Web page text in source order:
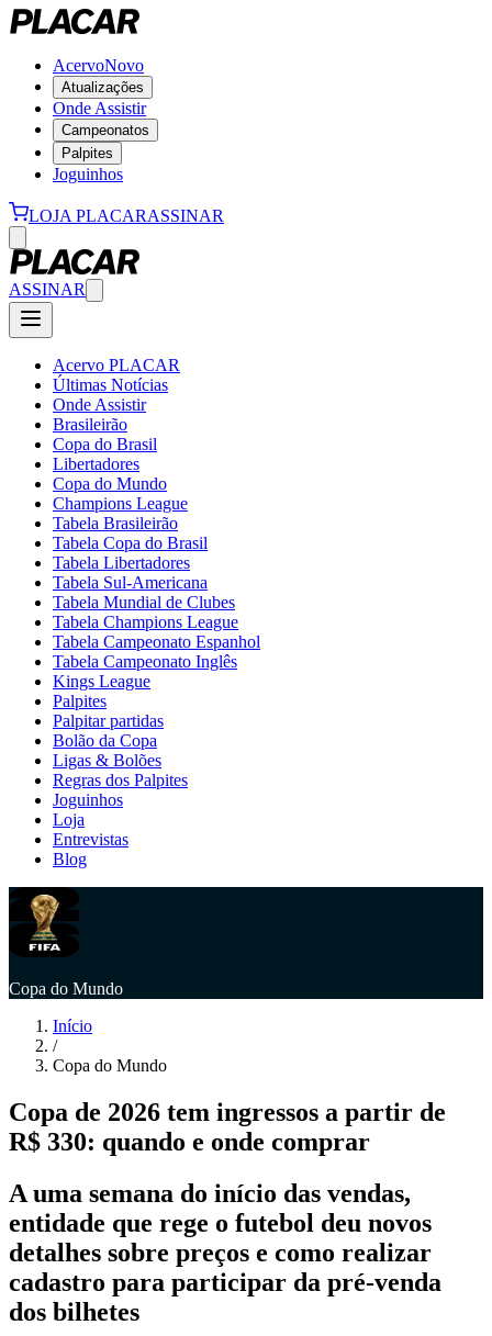
AcervoNovo
Atualizações
Onde Assistir
Campeonatos
Palpites
Joguinhos
LOJA PLACARASSINAR
ASSINAR
Acervo PLACAR
Últimas Notícias
Onde Assistir
Brasileirão
Copa do Brasil
Libertadores
Copa do Mundo
Champions League
Tabela Brasileirão
Tabela Copa do Brasil
Tabela Libertadores
Tabela Sul-Americana
Tabela Mundial de Clubes
Tabela Champions League
Tabela Campeonato Espanhol
Tabela Campeonato Inglês
Kings League
Palpites
Palpitar partidas
Bolão da Copa
Ligas & Bolões
Regras dos Palpites
Joguinhos
Loja
Entrevistas
Blog
Copa do Mundo
Início
/
Copa do Mundo
Copa de 2026 tem ingressos a partir de
R$ 330: quando e onde comprar
A uma semana do início das vendas,
entidade que rege o futebol deu novos
detalhes sobre preços e como realizar
cadastro para participar da pré-venda
dos bilhetes